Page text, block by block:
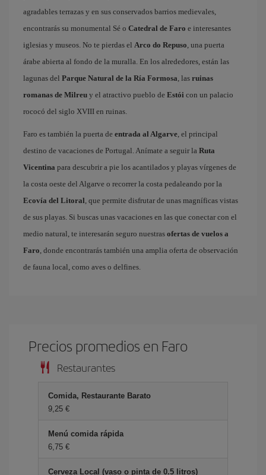
agradables terrazas y en sus conservados barrios medievales,
encontrarás su monumental Sé o Catedral de Faro e interesantes
iglesias y museos. No te pierdas el Arco do Repuso, una puerta
árabe abierta al fondo de la muralla. En los alrededores, están las
lagunas del Parque Natural de la Ría Formosa, las ruinas
romanas de Milreu y el atractivo pueblo de Estói con un palacio
rococó del siglo XVIII en ruinas.
Faro es también la puerta de entrada al Algarve, el principal
destino de vacaciones de Portugal. Anímate a seguir la Ruta
Vicentina para descubrir a pie los acantilados y playas vírgenes de
la costa oeste del Algarve o recorrer la costa pedaleando por la
Ecovía del Litoral, que permite disfrutar de unas magníficas vistas
de sus playas. Si buscas unas vacaciones en las que conectar con el
medio natural, te interesarán seguro nuestras ofertas de vuelos a
Faro, donde encontrarás también una amplia oferta de observación
de fauna local, como aves o delfines.
Precios promedios en Faro
Restaurantes
Comida, Restaurante Barato
9,25 €
Menú comida rápida
6,75 €
Cerveza Local (vaso o pinta de 0.5 litros)